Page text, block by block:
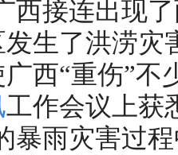
西接连出现
生了洪涝灾
西“重伤”不
工作会议上获
暴雨灾害过